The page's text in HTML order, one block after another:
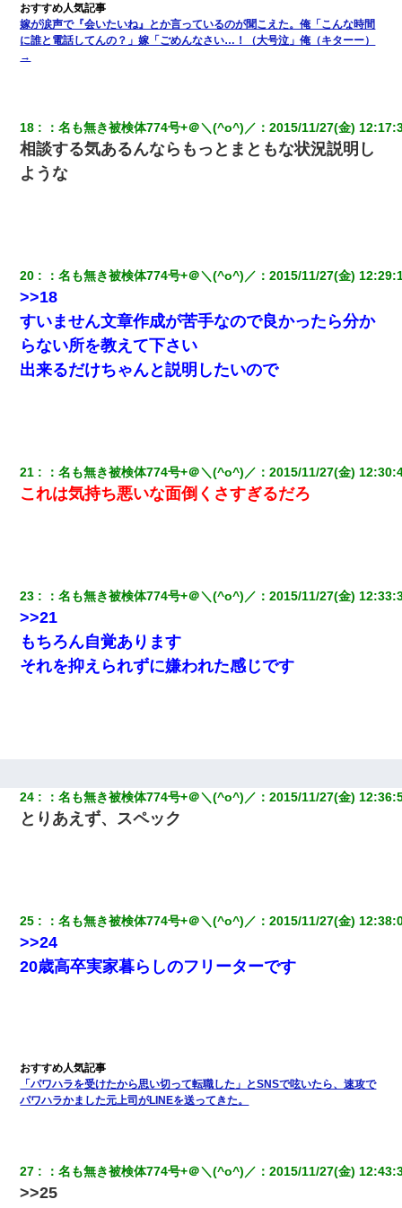
嫁が涙声で『会いたいね』とか言っているのが聞こえた。俺「こんな時間
に誰と電話してんの？」嫁「ごめんなさい…！（大号泣」俺（キターー）
→
18 ：名も無き被検体774号+＠＼(^o^)／ ：2015/11/27(金)
相談する気あるんならもっとまともな状況説明し
ような
20 ：名も無き被検体774号+＠＼(^o^)／ ：2015/11/27(金)
>>18
すいません文章作成が苦手なので良かったら分か
らない所を教えて下さい
出来るだけちゃんと説明したいので
21 ：名も無き被検体774号+＠＼(^o^)／ ：2015/11/27(金)
これは気持ち悪いな面倒くさすぎるだろ
23 ：名も無き被検体774号+＠＼(^o^)／ ：2015/11/27(金)
>>21
もちろん自覚あります
それを抑えられずに嫌われた感じです
24 ：名も無き被検体774号+＠＼(^o^)／ ：2015/11/27(金)
とりあえず、スペック
25 ：名も無き被検体774号+＠＼(^o^)／ ：2015/11/27(金)
>>24
20歳高卒実家暮らしのフリーターです
「パワハラを受けたから思い切って転職した」とSNSで呟いたら、速攻で
パワハラかました元上司がLINEを送ってきた。
27 ：名も無き被検体774号+＠＼(^o^)／ ：2015/11/27(金)
>>25